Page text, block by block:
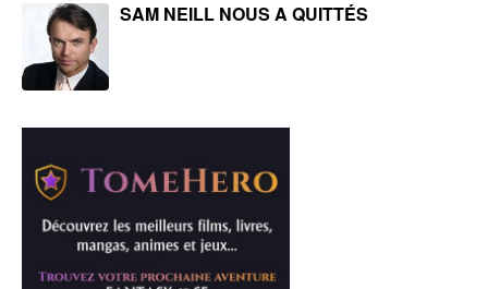
SAM NEILL NOUS A QUITTÉS